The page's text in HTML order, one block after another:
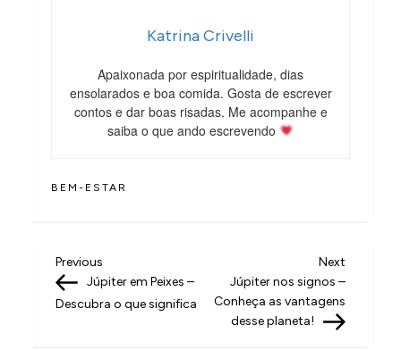
Katrina Crivelli
Apaixonada por espiritualidade, dias
ensolarados e boa comida. Gosta de escrever
contos e dar boas risadas. Me acompanhe e
saiba o que ando escrevendo
BEM-ESTAR
N
a
Previous
Post
Previous
Júpiter em Peixes –
Descubra o que significa
Next
Post
Next
Júpiter nos signos –
Conheça as vantagens
desse planeta!